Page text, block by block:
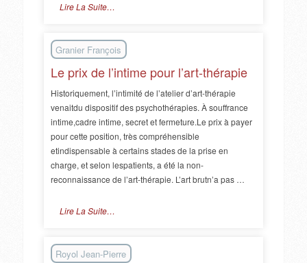
Lire La Suite…
Granier François
Le prix de l’intime pour l’art-thérapie
Historiquement, l’intimité de l’atelier d’art-thérapie
venaitdu dispositif des psychothérapies. À souffrance
intime,cadre intime, secret et fermeture.Le prix à payer
pour cette position, très compréhensible
etindispensable à certains stades de la prise en
charge, et selon lespatients, a été la non-
reconnaissance de l’art-thérapie. L’art brutn’a pas …
Lire La Suite…
Royol Jean-Pierre